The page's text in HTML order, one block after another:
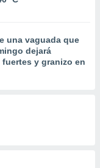
una vaguada que
dejará
y granizo en